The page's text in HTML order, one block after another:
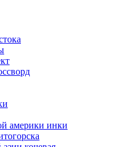
америки инки